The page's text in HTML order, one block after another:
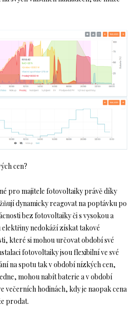
cen?
pro majitele fotovoltaiky právě díky
dynamicky reagovat na poptávku po
bez fotovoltaiky či s vysokou a
nedokáží získat takové
které si mohou určovat období své
fotovoltaiky jsou flexibilní ve své
na spotu tak v období nízkých cen,
mohou nabít baterie a v období
večerních hodinách, kdy je naopak cena
prodat.